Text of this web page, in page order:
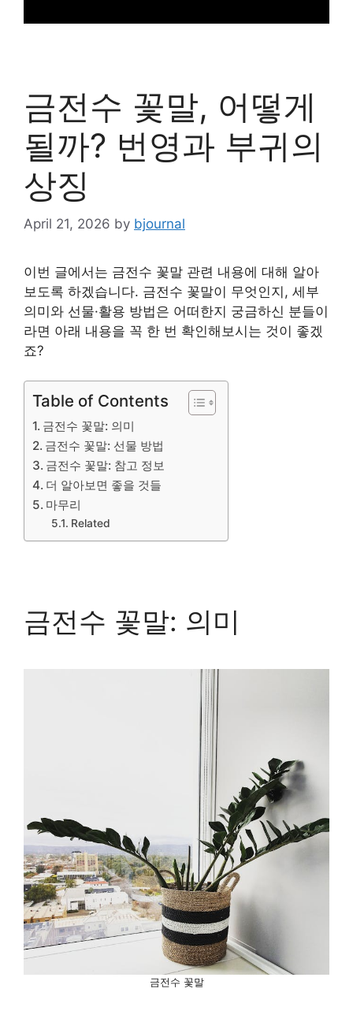
금전수 꽃말, 어떻게
될까? 번영과 부귀의
상징
April 21, 2026 by bjournal
이번 글에서는 금전수 꽃말 관련 내용에 대해 알아
보도록 하겠습니다. 금전수 꽃말이 무엇인지, 세부
의미와 선물·활용 방법은 어떠한지 궁금하신 분들이
라면 아래 내용을 꼭 한 번 확인해보시는 것이 좋겠
죠?
Table of Contents
금전수 꽃말: 의미
금전수 꽃말: 선물 방법
금전수 꽃말: 참고 정보
더 알아보면 좋을 것들
마무리
Related
금전수 꽃말: 의미
금전수 꽃말